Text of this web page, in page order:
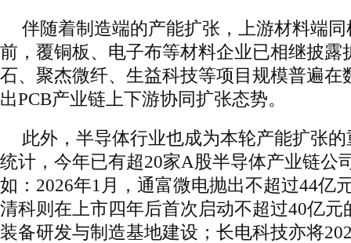
伴随着制造端的产能扩张，上游材料端
前，覆铜板、电子布等材料企业已相继披露
石、聚杰微纤、生益科技等项目规模普遍在
出PCB产业链上下游协同扩张态势。
此外，半导体行业也成为本轮产能扩张
统计，今年已有超20家A股半导体产业链公
如：2026年1月，通富微电抛出不超过44亿
清科则在上市四年后首次启动不超过40亿元
装备研发与制造基地建设；长电科技亦将